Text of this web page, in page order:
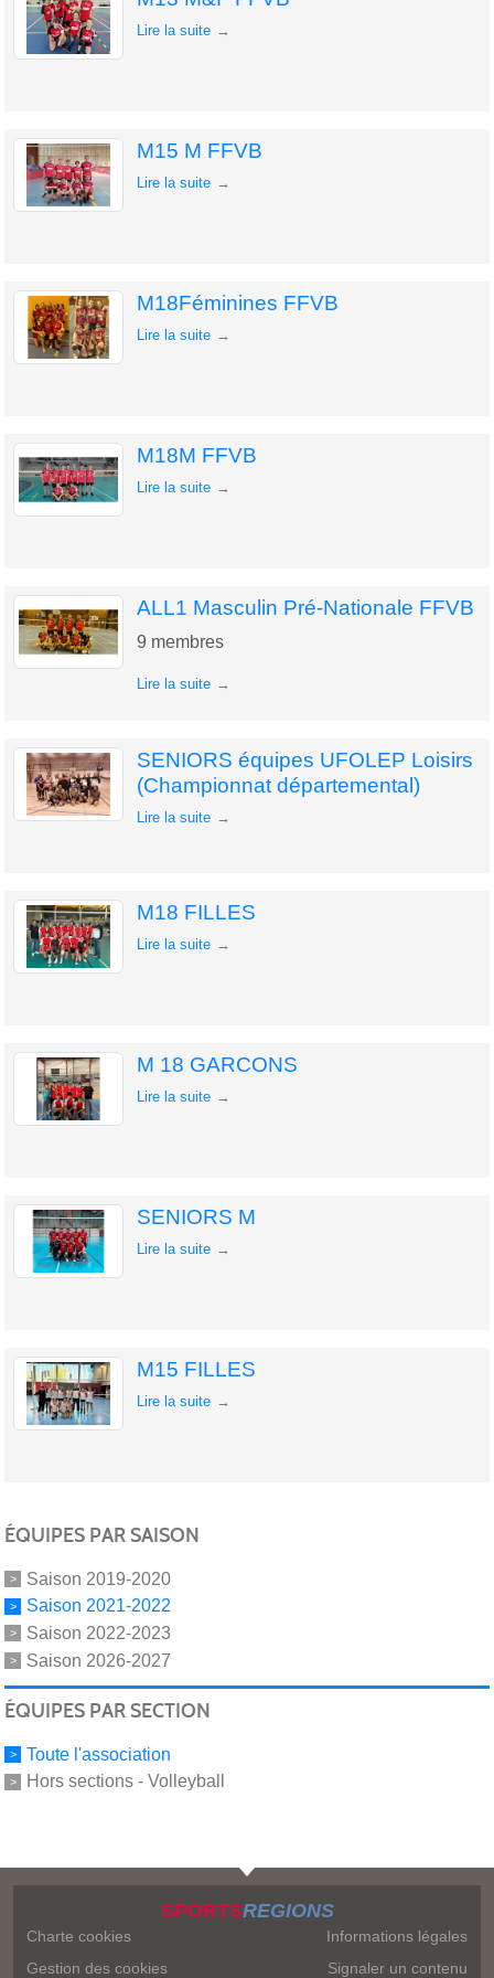
Lire la suite
M15 M FFVB
Lire la suite
M18Féminines FFVB
Lire la suite
M18M FFVB
Lire la suite
ALL1 Masculin Pré-Nationale FFVB
9 membres
Lire la suite
SENIORS équipes UFOLEP Loisirs
(Championnat départemental)
Lire la suite
M18 FILLES
Lire la suite
M 18 GARCONS
Lire la suite
SENIORS M
Lire la suite
M15 FILLES
Lire la suite
ÉQUIPES PAR SAISON
Saison 2019-2020
Saison 2021-2022
Saison 2022-2023
Saison 2026-2027
ÉQUIPES PAR SECTION
Toute l'association
Hors sections - Volleyball
SPORTSREGIONS
Charte cookies
Gestion des cookies
Informations légales
Signaler un contenu